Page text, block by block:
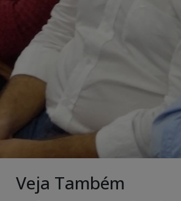
Veja Também